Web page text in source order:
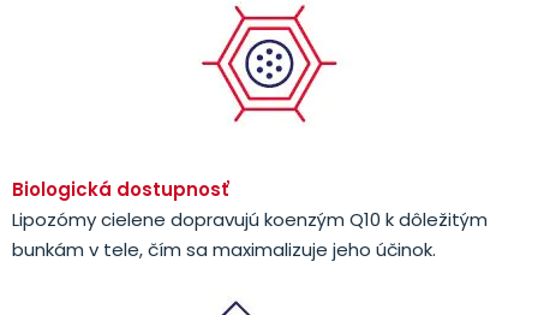
Biologická dostupnosť
Lipozómy cielene dopravujú koenzým Q10 k dôležitým
bunkám v tele, čím sa maximalizuje jeho účinok.